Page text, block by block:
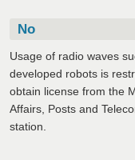
No
Usage of radio waves
developed robots is
obtain license from the
Affairs, Posts and
station.